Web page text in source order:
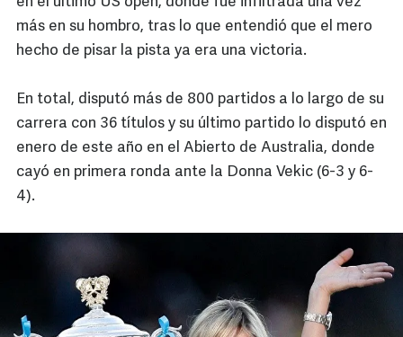
más en su hombro, tras lo que entendió que el mero
hecho de pisar la pista ya era una victoria.
En total, disputó más de 800 partidos a lo largo de su
carrera con 36 títulos y su último partido lo disputó en
enero de este año en el Abierto de Australia, donde
cayó en primera ronda ante la Donna Vekic (6-3 y 6-
4).